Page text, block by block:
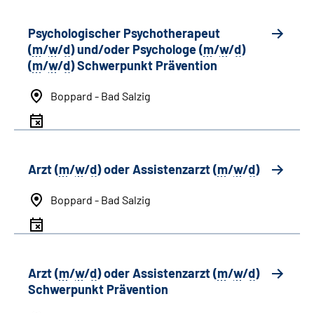
Psychologischer Psychotherapeut
(m/w/d) und/oder Psychologe (m/w/d)
(m/w/d) Schwerpunkt Prävention
Boppard - Bad Salzig
Arzt (m/w/d) oder Assistenzarzt (m/w/d)
Boppard - Bad Salzig
Arzt (m/w/d) oder Assistenzarzt (m/w/d)
Schwerpunkt Prävention